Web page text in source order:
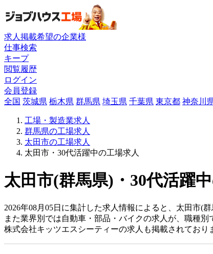
求人掲載希望の企業様
仕事検索
キープ
閲覧履歴
ログイン
会員登録
全国 茨城県 栃木県 群馬県 埼玉県 千葉県 東京都 神奈川
工場・製造業求人
群馬県の工場求人
太田市の工場求人
太田市・30代活躍中の工場求人
太田市(群馬県)・30代活躍
2026年08月05日に集計した求人情報によると、太田市(
また業界別では自動車・部品・バイクの求人が、職種
株式会社キッツエスシーティーの求人も掲載されており